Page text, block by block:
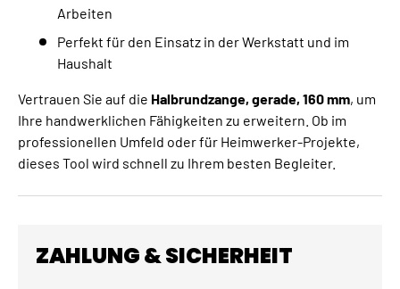
Arbeiten
Perfekt für den Einsatz in der Werkstatt und im
Haushalt
Vertrauen Sie auf die Halbrundzange, gerade, 160 mm, um
Ihre handwerklichen Fähigkeiten zu erweitern. Ob im
professionellen Umfeld oder für Heimwerker-Projekte,
dieses Tool wird schnell zu Ihrem besten Begleiter.
ZAHLUNG & SICHERHEIT